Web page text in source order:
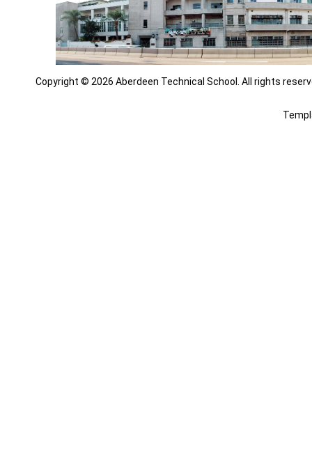
Copyright © 2026 Aberdeen Technical School. All rights